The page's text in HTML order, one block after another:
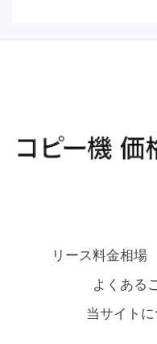
リース料金相場
よくある
当サイト